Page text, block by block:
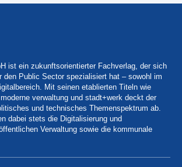
ist ein zukunftsorientierter Fachverlag, der sich
den Public Sector spezialisiert hat – sowohl im
Mit seinen etablierten Titeln wie
verwaltung und stadt+werk deckt der
und technisches Themenspektrum ab.
dabei stets die Digitalisierung und
Verwaltung sowie die kommunale